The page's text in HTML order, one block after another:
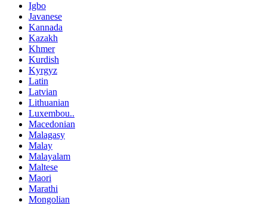
Igbo
Javanese
Kannada
Kazakh
Khmer
Kurdish
Kyrgyz
Latin
Latvian
Lithuanian
Luxembou..
Macedonian
Malagasy
Malay
Malayalam
Maltese
Maori
Marathi
Mongolian